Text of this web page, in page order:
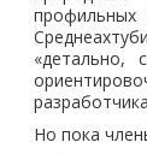
профильных
«детально,
Но пока